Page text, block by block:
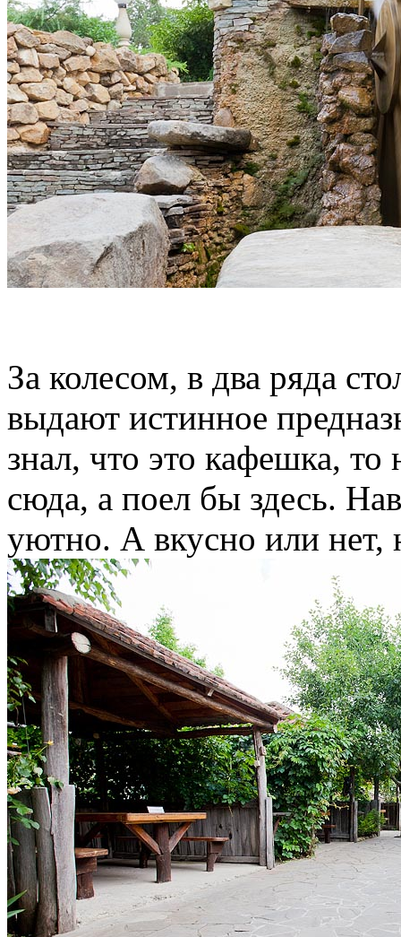
За колесом, в два ряда
выдают истинное
знал, что это кафешка,
сюда, а поел бы здесь.
уютно. А вкусно или нет,